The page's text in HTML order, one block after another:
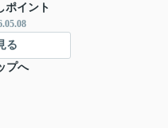
ポイント
る
プへ